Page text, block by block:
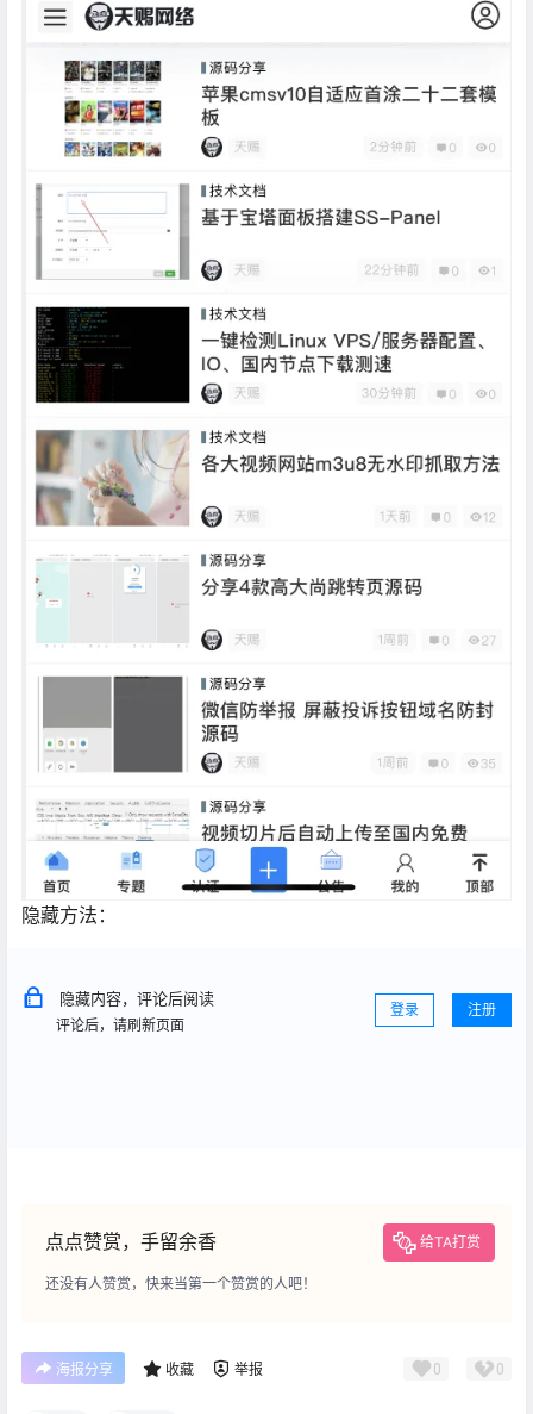
隐藏方法：
隐藏内容，评论后阅读
评论后，请刷新页面
登录 注册
点点赞赏，手留余香 给TA打赏
还没有人赞赏，快来当第一个赞赏的人吧！
海报分享 收藏 举报 0 0